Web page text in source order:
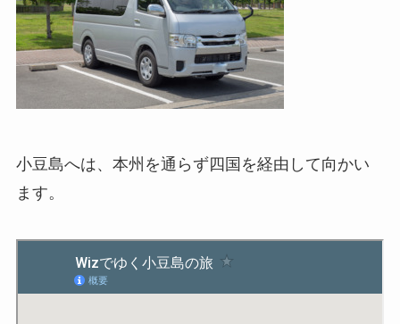
小豆島へは、本州を通らず四国を経由して向かい
ます。